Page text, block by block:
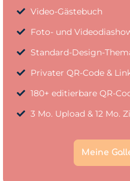
Video-Gästebuch
Foto- und
Standard-Design-
Privater QR-Code &
180+ editierbare QR-
3 Mo. Upload & 12 Mo.
Meine